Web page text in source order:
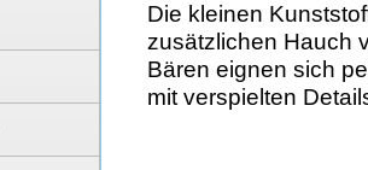
Die kleinen
zusätzlichen Hauch
Bären eignen sich
mit verspielten